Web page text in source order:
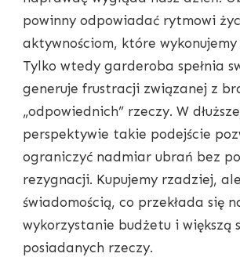
powinny odpowiadać rytmowi
aktywnościom, które
Tylko wtedy garderoba spełnia
generuje frustracji związanej z
„odpowiednich” rzeczy. W
perspektywie takie podejście
ograniczyć nadmiar ubrań bez
rezygnacji. Kupujemy rzadziej,
świadomością, co przekłada się
wykorzystanie budżetu i większą
posiadanych rzeczy.